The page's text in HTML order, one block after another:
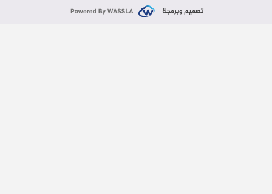
تصميم وبرمجة